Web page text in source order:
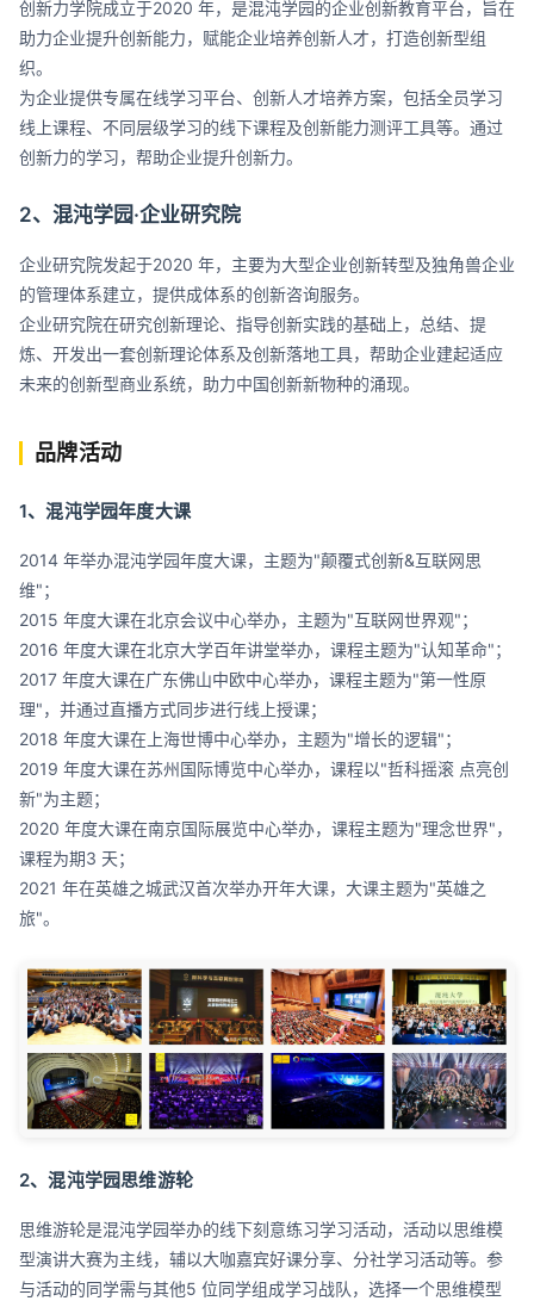
创新力学院成立于2020 年，是混沌学园的企业创新教育平台，旨在
助力企业提升创新能力，赋能企业培养创新人才，打造创新型组
织。
为企业提供专属在线学习平台、创新人才培养方案，包括全员学习
线上课程、不同层级学习的线下课程及创新能力测评工具等。通过
创新力的学习，帮助企业提升创新力。
2、混沌学园·企业研究院
企业研究院发起于2020 年，主要为大型企业创新转型及独角兽企业
的管理体系建立，提供成体系的创新咨询服务。
企业研究院在研究创新理论、指导创新实践的基础上，总结、提
炼、开发出一套创新理论体系及创新落地工具，帮助企业建起适应
未来的创新型商业系统，助力中国创新新物种的涌现。
品牌活动
1、混沌学园年度大课
2014 年举办混沌学园年度大课，主题为"颠覆式创新&互联网思
维"；
2015 年度大课在北京会议中心举办，主题为"互联网世界观"；
2016 年度大课在北京大学百年讲堂举办，课程主题为"认知革命"；
2017 年度大课在广东佛山中欧中心举办，课程主题为"第一性原
理"，并通过直播方式同步进行线上授课；
2018 年度大课在上海世博中心举办，主题为"增长的逻辑"；
2019 年度大课在苏州国际博览中心举办，课程以"哲科摇滚 点亮创
新"为主题；
2020 年度大课在南京国际展览中心举办，课程主题为"理念世界"，
课程为期3 天；
2021 年在英雄之城武汉首次举办开年大课，大课主题为"英雄之
旅"。
2、混沌学园思维游轮
思维游轮是混沌学园举办的线下刻意练习学习活动，活动以思维模
型演讲大赛为主线，辅以大咖嘉宾好课分享、分社学习活动等。参
与活动的同学需与其他5 位同学组成学习战队，选择一个思维模型